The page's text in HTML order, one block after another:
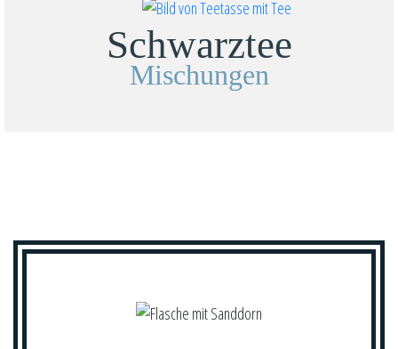
Schwarztee
Mischungen